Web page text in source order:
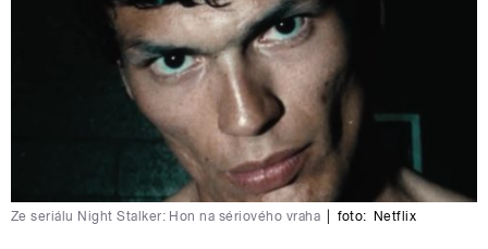
Ze seriálu Night Stalker: Hon na sériového vraha foto: Netflix